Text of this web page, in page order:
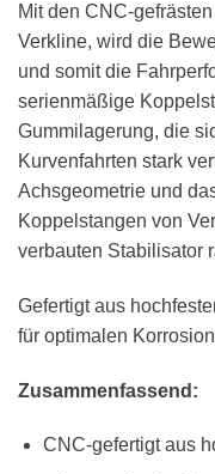
Mit den CNC-
Verkline, wird die
und somit die
serienmäßige
Gummilagerung, die
Kurvenfahrten stark
Achsgeometrie und
Koppelstangen von
verbauten Stabilisator
Gefertigt aus
für optimalen
Zusammenfassend:
CNC-gefertigt aus